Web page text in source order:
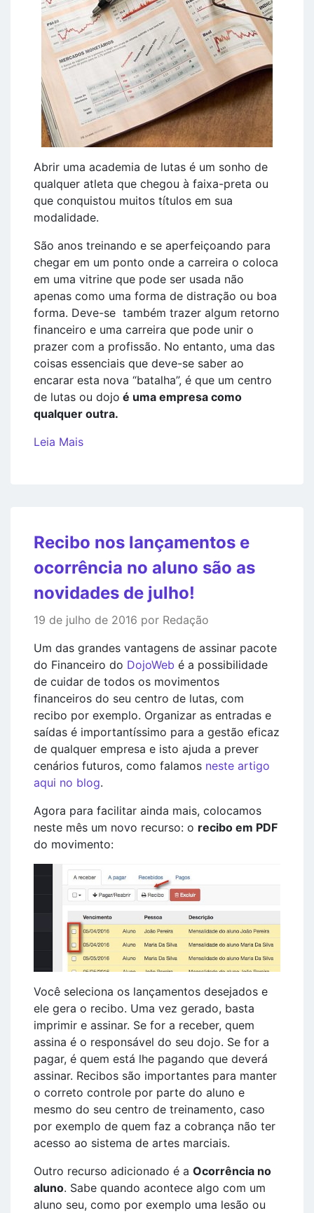
Abrir uma academia de lutas é um sonho de
qualquer atleta que chegou à faixa-preta ou
que conquistou muitos títulos em sua
modalidade.
São anos treinando e se aperfeiçoando para
chegar em um ponto onde a carreira o coloca
em uma vitrine que pode ser usada não
apenas como uma forma de distração ou boa
forma. Deve-se também trazer algum retorno
financeiro e uma carreira que pode unir o
prazer com a profissão. No entanto, uma das
coisas essenciais que deve-se saber ao
encarar esta nova “batalha”, é que um centro
de lutas ou dojo é uma empresa como
qualquer outra.
Leia Mais
Recibo nos lançamentos e
ocorrência no aluno são as
novidades de julho!
19 de julho de 2016 por Redação
Um das grandes vantagens de assinar pacote
do Financeiro do DojoWeb é a possibilidade
de cuidar de todos os movimentos
financeiros do seu centro de lutas, com
recibo por exemplo. Organizar as entradas e
saídas é importantíssimo para a gestão eficaz
de qualquer empresa e isto ajuda a prever
cenários futuros, como falamos neste artigo
aqui no blog.
Agora para facilitar ainda mais, colocamos
neste mês um novo recurso: o recibo em PDF
do movimento:
Você seleciona os lançamentos desejados e
ele gera o recibo. Uma vez gerado, basta
imprimir e assinar. Se for a receber, quem
assina é o responsável do seu dojo. Se for a
pagar, é quem está lhe pagando que deverá
assinar. Recibos são importantes para manter
o correto controle por parte do aluno e
mesmo do seu centro de treinamento, caso
por exemplo de quem faz a cobrança não ter
acesso ao sistema de artes marciais.
Outro recurso adicionado é a Ocorrência no
aluno. Sabe quando acontece algo com um
aluno seu, como por exemplo uma lesão ou